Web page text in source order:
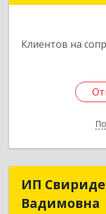
Клиентов на
ИП
Вадимовна